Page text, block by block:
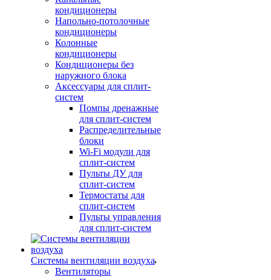
кондиционеры
Напольно-потолочные
кондиционеры
Колонные
кондиционеры
Кондиционеры без
наружного блока
Аксессуары для сплит-
систем
Помпы дренажные
для сплит-систем
Распределительные
блоки
Wi-Fi модули для
сплит-систем
Пульты ДУ для
сплит-систем
Термостаты для
сплит-систем
Пульты управления
для сплит-систем
Системы вентиляции воздуха
Вентиляторы